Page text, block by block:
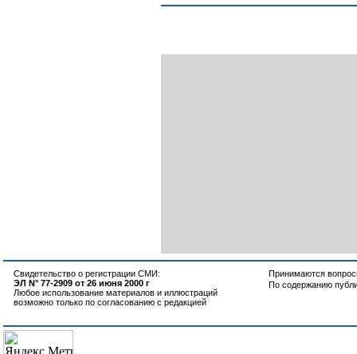
Свидетельство о регистрации СМИ:
ЭЛ N° 77-2909 от 26 июня 2000 г
Любое использование материалов и иллюстраций
возможно только по согласованию с редакцией
Принимаются
По содержанию